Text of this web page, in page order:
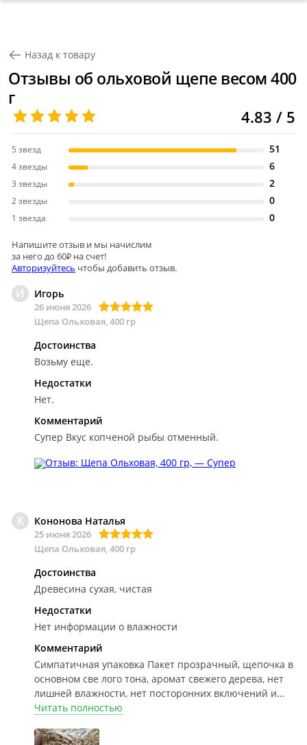
Назад к товару
Отзывы об ольховой щепе весом 400
г
4.83 / 5
5 звезд 51
4 звезды 6
3 звезды 2
2 звезды 0
1 звезда 0
Напишите отзыв и мы начислим
за него до 60₽ на счет!
Авторизуйтесь чтобы добавить отзыв.
И Игорь
26 июня 2026
Щепа Ольховая, 400 гр
Достоинства
Возьму еще.
Недостатки
Нет.
Комментарий
Супер Вкус копченой рыбы отменный.
К Кононова Наталья
25 июня 2026
Щепа Ольховая, 400 гр
Достоинства
Древесина сухая, чистая
Недостатки
Нет информации о влажности
Комментарий
Симпатичная упаковка Пакет прозрачный, щепочка в
основном све лого тона, аромат свежего дерева, нет
лишней влажности, нет посторонних включений и
мусора, Пока в деле не испытывали.
Читать полностью